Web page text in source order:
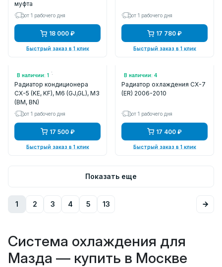
муфта
от 1 рабочего дня
18 000 ₽
Быстрый заказ в 1 клик
от 1 рабочего дня
17 780 ₽
Быстрый заказ в 1 клик
В наличии: 1
Арт.: 53019804
Радиатор кондиционера
CX-5 (KE, KF), M6 (GJ,GL), M3
(BM, BN)
от 1 рабочего дня
17 500 ₽
Быстрый заказ в 1 клик
В наличии: 4
Арт.: LRC251LL
Радиатор охлаждения CX-7
(ER) 2006-2010
от 1 рабочего дня
17 400 ₽
Быстрый заказ в 1 клик
Показать еще
1 2 3 4 5 13
Система охлаждения для
Мазда — купить в Москве